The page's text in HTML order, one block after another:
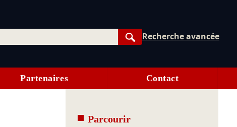
Rechercher
Recherche avancée
Partenaires Contact
Parcourir